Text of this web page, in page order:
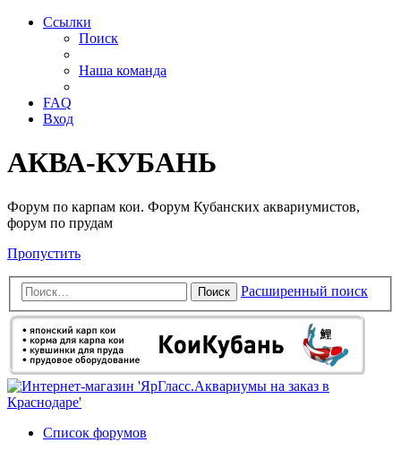
Ссылки
Поиск
Наша команда
FAQ
Вход
АКВА-КУБАНЬ
Форум по карпам кои. Форум Кубанских аквариумистов,
форум по прудам
Пропустить
Поиск Расширенный поиск
Список форумов